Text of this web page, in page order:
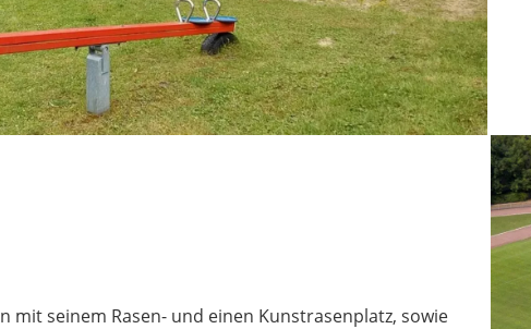
mit seinem Rasen- und einen Kunstrasenplatz, sowie